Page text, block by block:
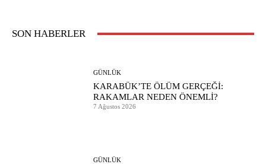
SON HABERLER
GÜNLÜK
KARABÜK’TE ÖLÜM GERÇEĞİ:
RAKAMLAR NEDEN ÖNEMLİ?
7 Ağustos 2026
GÜNLÜK